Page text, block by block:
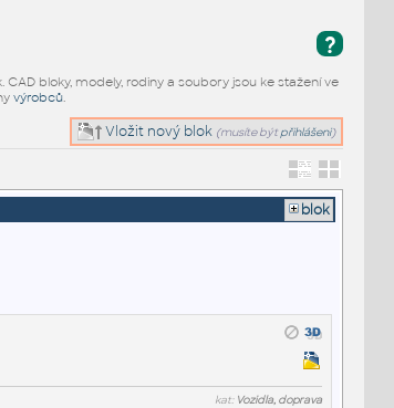
?
bloky, modely, rodiny a soubory jsou ke stažení ve
výrobců.
Vložit nový blok (musíte být přihlášeni)
blok
kat: Vozidla, doprava